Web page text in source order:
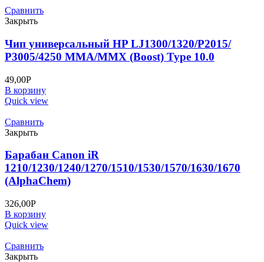
Сравнить
Закрыть
Чип универсальный HP LJ1300/1320/P2015/
P3005/4250 MMA/MMX (Boost) Type 10.0
49,00Р
В корзину
Quick view
Сравнить
Закрыть
Барабан Canon iR
1210/1230/1240/1270/1510/1530/1570/1630/1670
(AlphaChem)
326,00Р
В корзину
Quick view
Сравнить
Закрыть